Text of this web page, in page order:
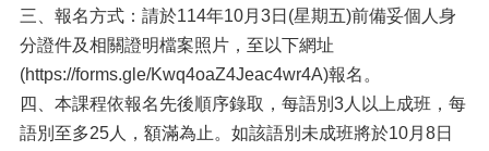
三、報名方式：請於114年10月3日(星期五)前備妥個人身
分證件及相關證明檔案照片，至以下網址
(https://forms.gle/Kwq4oaZ4Jeac4wr4A)報名。
四、本課程依報名先後順序錄取，每語別3人以上成班，每
語別至多25人，額滿為止。如該語別未成班將於10月8日